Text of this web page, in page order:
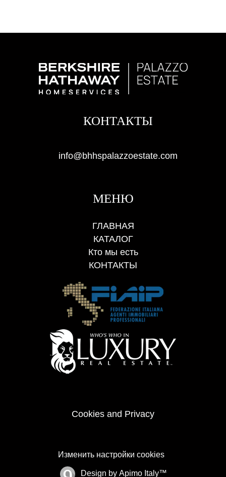
КОНТАКТЫ
info@bhhspalazzoestate.com
МЕНЮ
ГЛАВНАЯ
КАТАЛОГ
Кто мы есть
КОНТАКТЫ
Cookies and Privacy
Изменить настройки cookies
Design by Apimo Italy™